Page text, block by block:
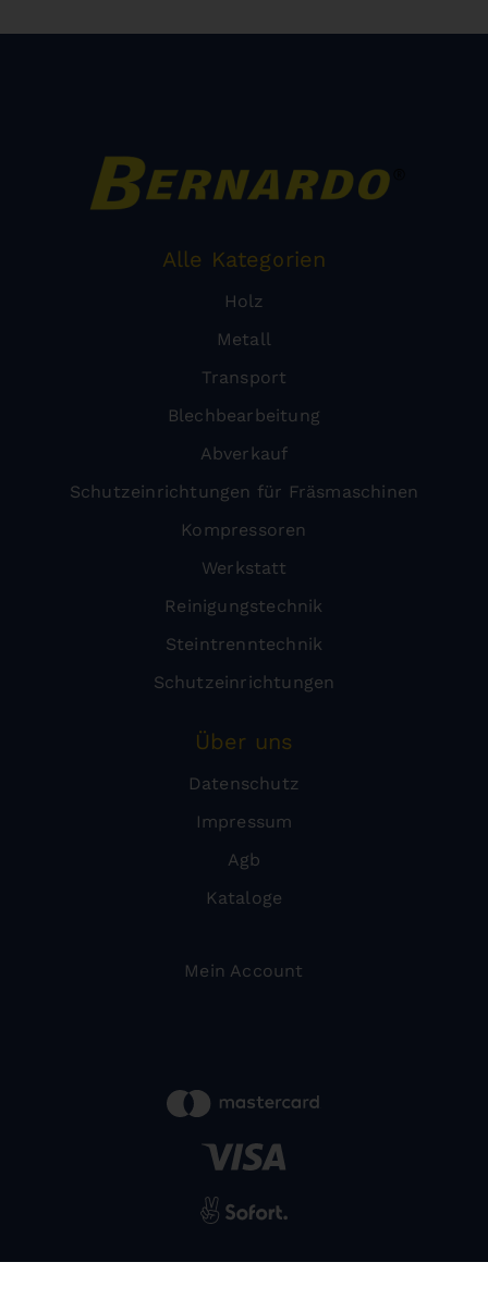
Alle Kategorien
Holz
Metall
Transport
Blechbearbeitung
Abverkauf
Schutzeinrichtungen für Fräsmaschinen
Kompressoren
Werkstatt
Reinigungstechnik
Steintrenntechnik
Schutzeinrichtungen
Über uns
Datenschutz
Impressum
Agb
Kataloge
Mein Account